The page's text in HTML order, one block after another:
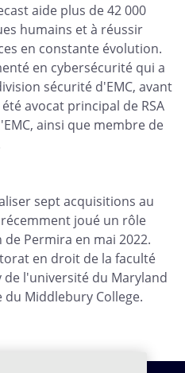
aide plus de 42 000
humains et à réussir
en constante évolution.
en cybersécurité qui a
sécurité d'EMC, avant
avocat principal de RSA
ainsi que membre de
sept acquisitions au
joué un rôle
Permira en mai 2022.
en droit de la faculté
de l'université du Maryland
Middlebury College.